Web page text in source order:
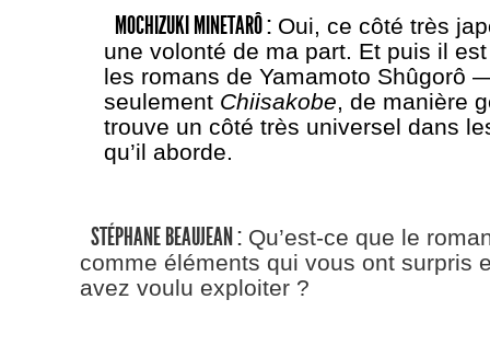
MOCHIZUKI MINETARÔ :Oui, ce côté très
une volonté de ma part. Et puis il
les romans de Yamamoto Shûgorô
seulement Chiisakobe, de manière
trouve un côté très universel dans
qu’il aborde.
STÉPHANE BEAUJEAN :Qu’est-ce que le
comme éléments qui vous ont surpris
avez voulu exploiter ?